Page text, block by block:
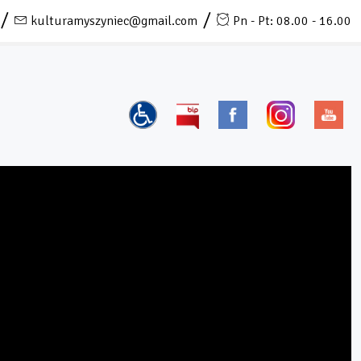
kulturamyszyniec@gmail.com Pn - Pt: 08.00 - 16.00